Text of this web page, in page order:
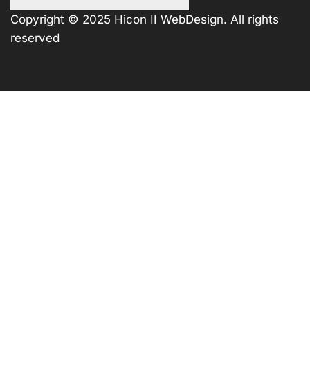
Copyright © 2025 Hicon II WebDesign. All rights
reserved